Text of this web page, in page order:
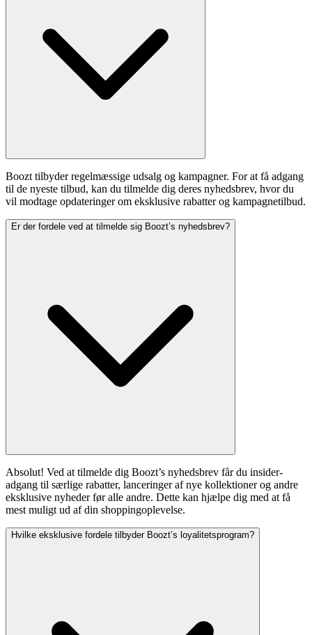
Boozt tilbyder regelmæssige udsalg og kampagner. For at få adgang
til de nyeste tilbud, kan du tilmelde dig deres nyhedsbrev, hvor du
vil modtage opdateringer om eksklusive rabatter og kampagnetilbud.
Er der fordele ved at tilmelde sig Boozt’s nyhedsbrev?
Absolut! Ved at tilmelde dig Boozt’s nyhedsbrev får du insider-
adgang til særlige rabatter, lanceringer af nye kollektioner og andre
eksklusive nyheder før alle andre. Dette kan hjælpe dig med at få
mest muligt ud af din shoppingoplevelse.
Hvilke eksklusive fordele tilbyder Boozt’s loyalitetsprogram?